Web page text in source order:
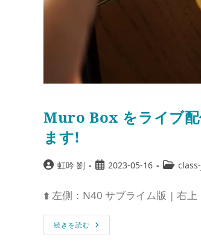
Muro Box をライブ配
ます!
虹吟 劉 2023-05-16
⬆️ 左側：N40 サブライム版 | 右
続きを読む